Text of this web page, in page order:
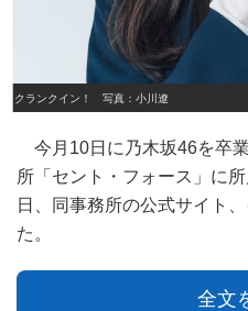
クランクイン！ 写真：小川遼
今月10日に乃木坂46を卒
所「セント・フォース」に
日、同事務所の公式サイト
た。
全文